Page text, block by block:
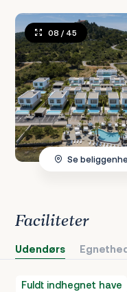
08 / 45
Se
Faciliteter
Udendørs
Fuldt indhegnet have